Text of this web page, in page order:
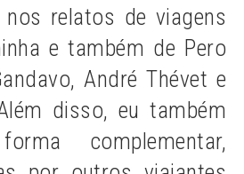
relatos de viagens
e também de Pero
André Thévet e
disso, eu também
complementar,